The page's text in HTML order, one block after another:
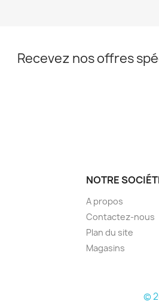
Recevez nos offres
NOTRE
A propos
Contactez-nous
Plan du site
Magasins
©